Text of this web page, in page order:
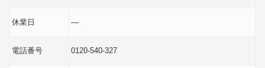
休業日 ―
電話番号 0120-540-327